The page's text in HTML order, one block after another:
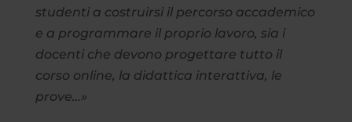
studenti a costruirsi il percorso accademico
e a programmare il proprio lavoro, sia i
docenti che devono progettare tutto il
corso online, la didattica interattiva, le
prove…»